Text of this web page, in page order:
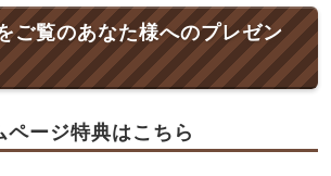
ご覧のあなた様へのプレゼン
ページ特典はこちら